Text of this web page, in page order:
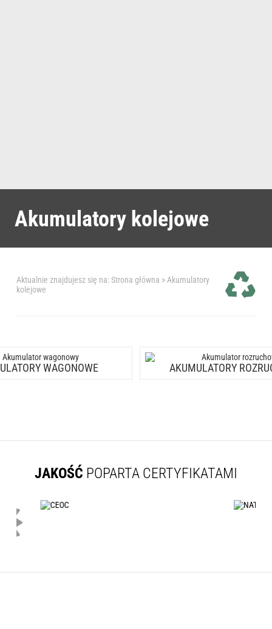
Akumulatory kolejowe
Aktualnie znajdujesz się na:Strona główna > Akumulatory
kolejowe
WAGONOWE AKUMULATORY
JAKOŚĆ POPARTA CERTYFIKATAMI